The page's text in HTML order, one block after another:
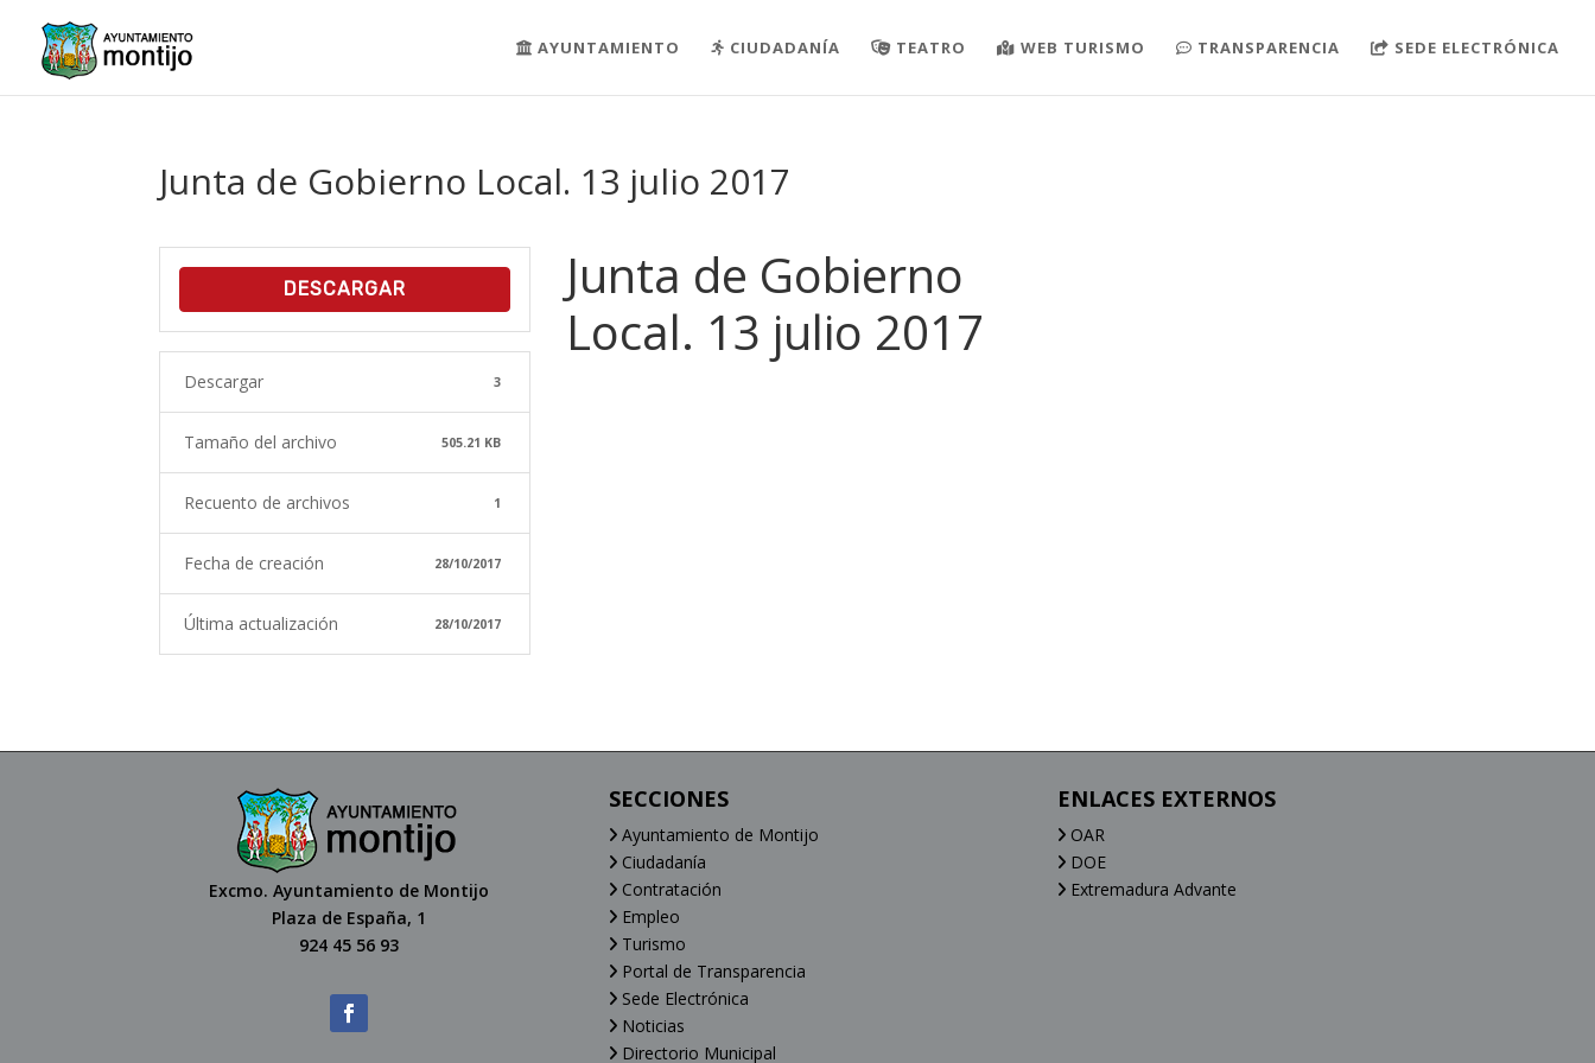
AYUNTAMIENTO CIUDADANÍA TEATRO WEB TURISMO TRANSPARENCIA SEDE ELECTRÓNICA
Junta de Gobierno Local. 13 julio 2017
DESCARGAR
Descargar 3
Tamaño del archivo 505.21 KB
Recuento de archivos 1
Fecha de creación 28/10/2017
Última actualización 28/10/2017
Junta de Gobierno
Local. 13 julio 2017
Excmo. Ayuntamiento de Montijo
Plaza de España, 1
924 45 56 93
SECCIONES
Ayuntamiento de Montijo
Ciudadanía
Contratación
Empleo
Turismo
Portal de Transparencia
Sede Electrónica
Noticias
Directorio Municipal
ENLACES EXTERNOS
OAR
DOE
Extremadura Advante